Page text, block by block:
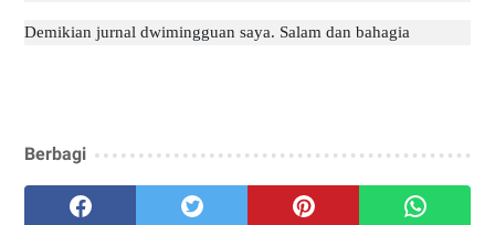
Demikian jurnal dwimingguan saya. Salam dan bahagia
Berbagi